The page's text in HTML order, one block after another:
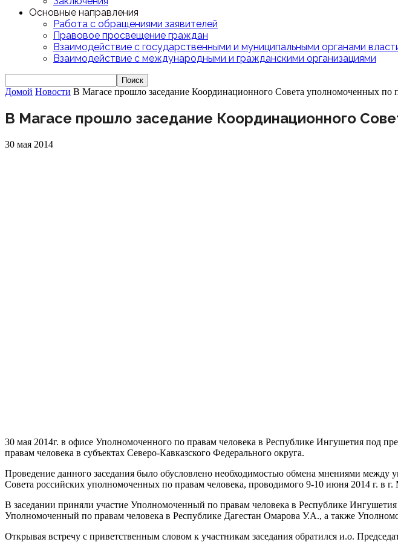
Основные направления
Работа с обращениями заявителей
Правовое просвещение граждан
Взаимодействие с государственными и муниципальными органами
Взаимодействие с международными и гражданскими организациями
Домой Новости В Магасе прошло заседание Координационного Совета уполномоченных по
В Магасе прошло заседание Координационного
30 мая 2014
30 мая 2014г. в офисе Уполномоченного по правам человека в Республике Ингушетия под
правам человека в субъектах Северо-Кавказского Федерального округа.
Проведение данного заседания было обусловлено необходимостью обмена мнениями
Совета российских уполномоченных по правам человека, проводимого 9-10 июня 2014 г. в г.
В заседании приняли участие Уполномоченный по правам человека в Республике
Уполномоченный по правам человека в Республике Дагестан Омарова У.А., а также
Открывая встречу с приветственным словом к участникам заседания обратился и.о.